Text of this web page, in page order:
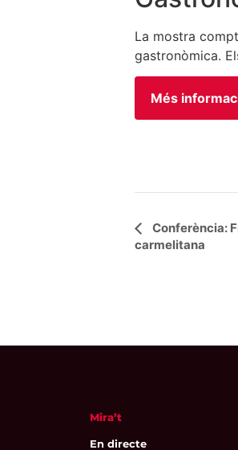
La mostra
gastronòmica.
Més
Conferència:
carmelitana
Mira’t
En directe